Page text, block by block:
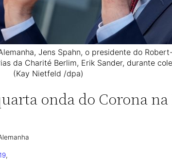
Jens Spahn, o presidente do
da Charité Berlim, Erik Sander, durante
(Kay Nietfeld /dpa)
onda do Corona